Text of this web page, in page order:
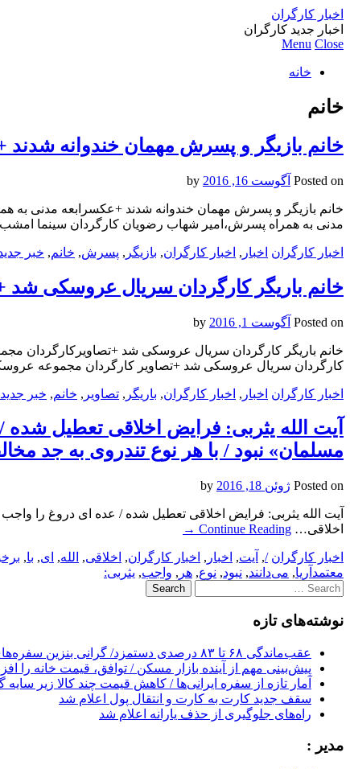
اخبار کارگران
اخبار جدید کارگران
Menu Close
خانه
خانم
خانم بازیگر و پسرش مهمان خندوانه
Posted on آگوست 16, 2016
خانم بازیگر و پسرش مهمان خندوانه شدند +عکسرابعه مدنی
مدنی به همراه پسرش،امیر شهاب رضویان کارگردان سینما
اخبار کارگران اخبار , اخبار کارگران, بازیگر , پسرش, خانم, خبر
خانم باریگر کارگردان سریال عروسکی شد
Posted on آگوست 1, 2016
خانم باریگر کارگردان سریال عروسکی شد +تصاویرکارگردان
کارگردان سریال عروسکی شد +تصاویر کارگردان مجموعه
اخبار کارگران اخبار , اخبار کارگران, باریگر , تصاویر , خانم, خبر جدید
آیت الله یثربی: فرایض اخلاقی تعطیل
مسلمان» نبود / با هر نوع تندروی به جد
Posted on ژوئن 18, 2016
آیت الله یثربی: فرایض اخلاقی تعطیل شده / عده ای دروغ را
اخلاقی… Continue Reading
→
اخبار کارگران /
, آیت, اخبار , اخبار کارگران, اخلاقی, الله, ای, با,
معتمدآریا, می‌دانند, نبود, نوع, هر , واجب, یثربی:
Search
for:
نوشته‌های تازه
عقب‌ماندگی ۶۸ تا ۸۳ درصدی دستمزد/ گرانی بنزین سفره‌های خالی کارگران را ذوب می‌کند
پیش‌بینی مهم از آینده بازار مسکن / توافق، قیمت خانه را
آمار تازه از سفره ایرانی‌ها / کاهش قیمت چند کالا زیر
سقف جدید کارت به کارت و انتقال پول اعلام شد
راه‌های جلوگیری از حذف یارانه اعلام شد
مدیر :